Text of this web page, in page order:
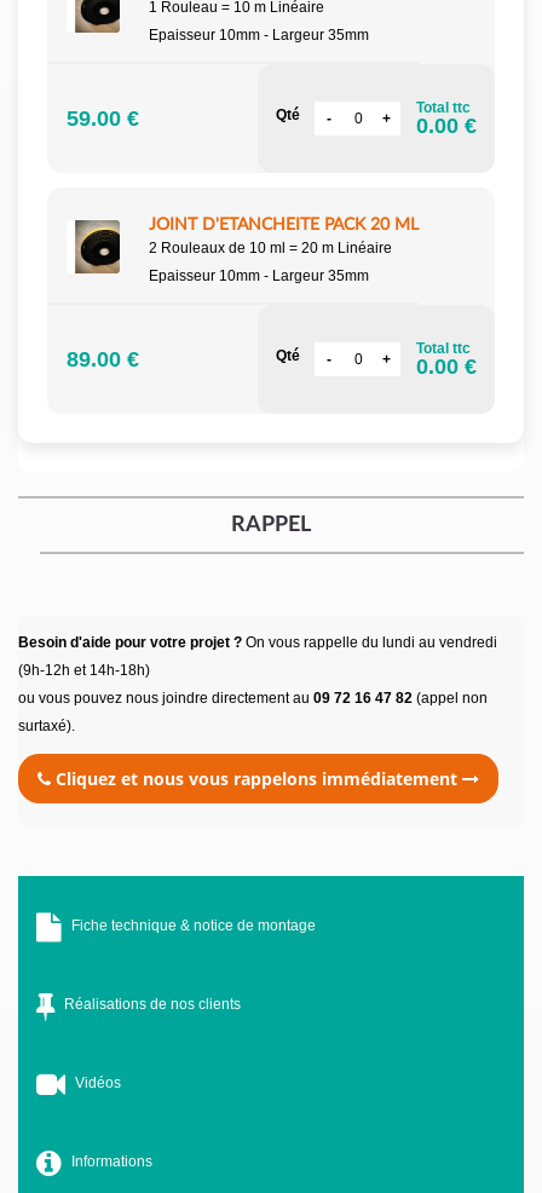
1 Rouleau = 10 m Linéaire
Epaisseur 10mm - Largeur 35mm
59.00 € Qté Total ttc
0.00 €
JOINT D'ETANCHEITE PACK 20 ML
2 Rouleaux de 10 ml = 20 m Linéaire
Epaisseur 10mm - Largeur 35mm
89.00 € Qté Total ttc
0.00 €
RAPPEL
Besoin d'aide pour votre projet ? On vous rappelle du lundi au vendredi
(9h-12h et 14h-18h)
ou vous pouvez nous joindre directement au 09 72 16 47 82 (appel non
surtaxé).
Cliquez et nous vous rappelons immédiatement
Fiche technique & notice de montage
Réalisations de nos clients
Vidéos
Informations